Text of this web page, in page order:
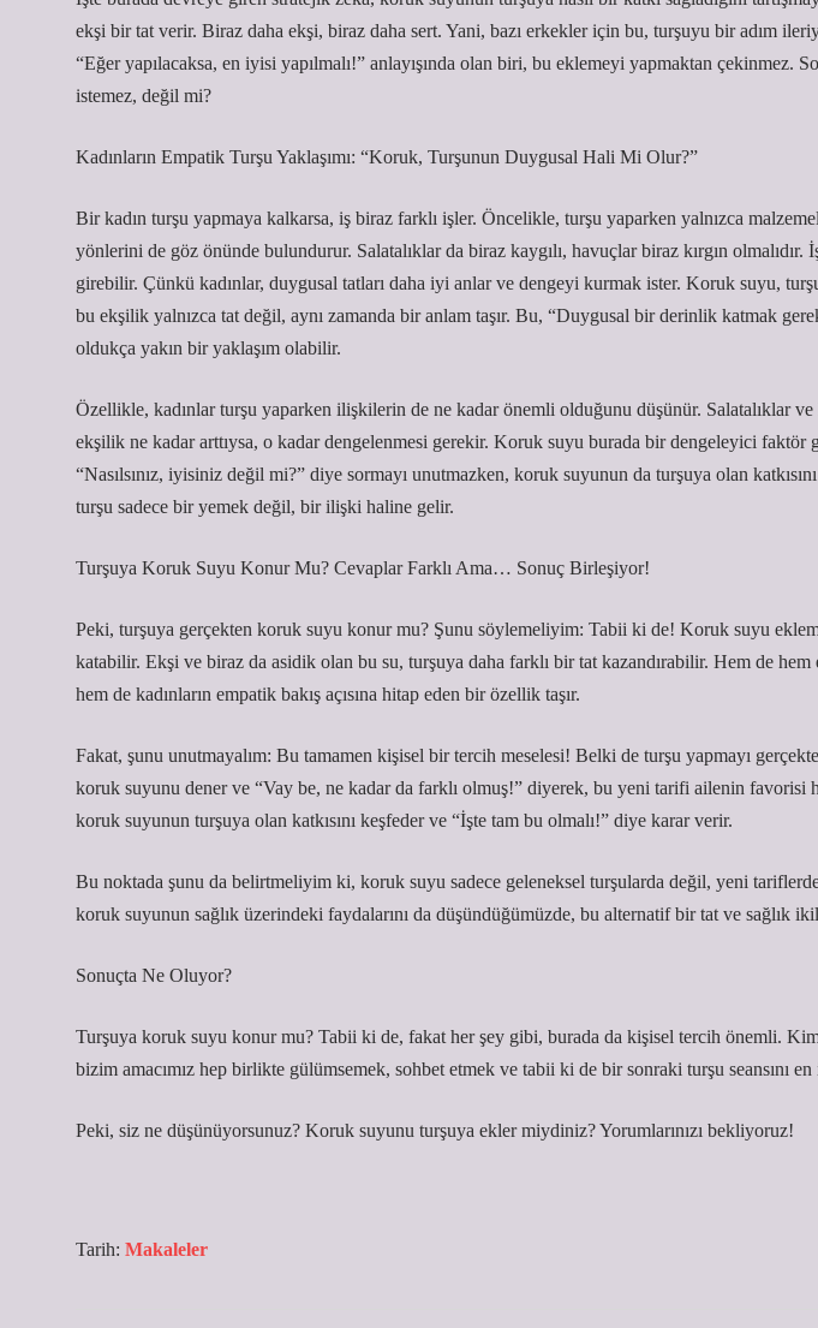
ekşi bir tat verir. Biraz daha ekşi, biraz daha sert. Yani, bazı erkekler için bu, turşuyu bir adım
“Eğer yapılacaksa, en iyisi yapılmalı!” anlayışında olan biri, bu eklemeyi yapmaktan çekinmez.
istemez, değil mi?
Kadınların Empatik Turşu Yaklaşımı: “Koruk, Turşunun Duygusal Hali Mi Olur?”
Bir kadın turşu yapmaya kalkarsa, iş biraz farklı işler. Öncelikle, turşu yaparken yalnızca
yönlerini de göz önünde bulundurur. Salatalıklar da biraz kaygılı, havuçlar biraz kırgın
girebilir. Çünkü kadınlar, duygusal tatları daha iyi anlar ve dengeyi kurmak ister. Koruk suyu,
bu ekşilik yalnızca tat değil, aynı zamanda bir anlam taşır. Bu, “Duygusal bir derinlik katmak
oldukça yakın bir yaklaşım olabilir.
Özellikle, kadınlar turşu yaparken ilişkilerin de ne kadar önemli olduğunu düşünür. Salatalıklar
ekşilik ne kadar arttıysa, o kadar dengelenmesi gerekir. Koruk suyu burada bir dengeleyici faktör
“Nasılsınız, iyisiniz değil mi?” diye sormayı unutmazken, koruk suyunun da turşuya olan
turşu sadece bir yemek değil, bir ilişki haline gelir.
Turşuya Koruk Suyu Konur Mu? Cevaplar Farklı Ama… Sonuç Birleşiyor!
Peki, turşuya gerçekten koruk suyu konur mu? Şunu söylemeliyim: Tabii ki de! Koruk suyu
katabilir. Ekşi ve biraz da asidik olan bu su, turşuya daha farklı bir tat kazandırabilir. Hem de hem
hem de kadınların empatik bakış açısına hitap eden bir özellik taşır.
Fakat, şunu unutmayalım: Bu tamamen kişisel bir tercih meselesi! Belki de turşu yapmayı
koruk suyunu dener ve “Vay be, ne kadar da farklı olmuş!” diyerek, bu yeni tarifi ailenin favorisi
koruk suyunun turşuya olan katkısını keşfeder ve “İşte tam bu olmalı!” diye karar verir.
Bu noktada şunu da belirtmeliyim ki, koruk suyu sadece geleneksel turşularda değil, yeni
koruk suyunun sağlık üzerindeki faydalarını da düşündüğümüzde, bu alternatif bir tat ve sağlık
Sonuçta Ne Oluyor?
Turşuya koruk suyu konur mu? Tabii ki de, fakat her şey gibi, burada da kişisel tercih önemli.
bizim amacımız hep birlikte gülümsemek, sohbet etmek ve tabii ki de bir sonraki turşu seansını
Peki, siz ne düşünüyorsunuz? Koruk suyunu turşuya ekler miydiniz? Yorumlarınızı bekliyoruz!
Tarih: Makaleler